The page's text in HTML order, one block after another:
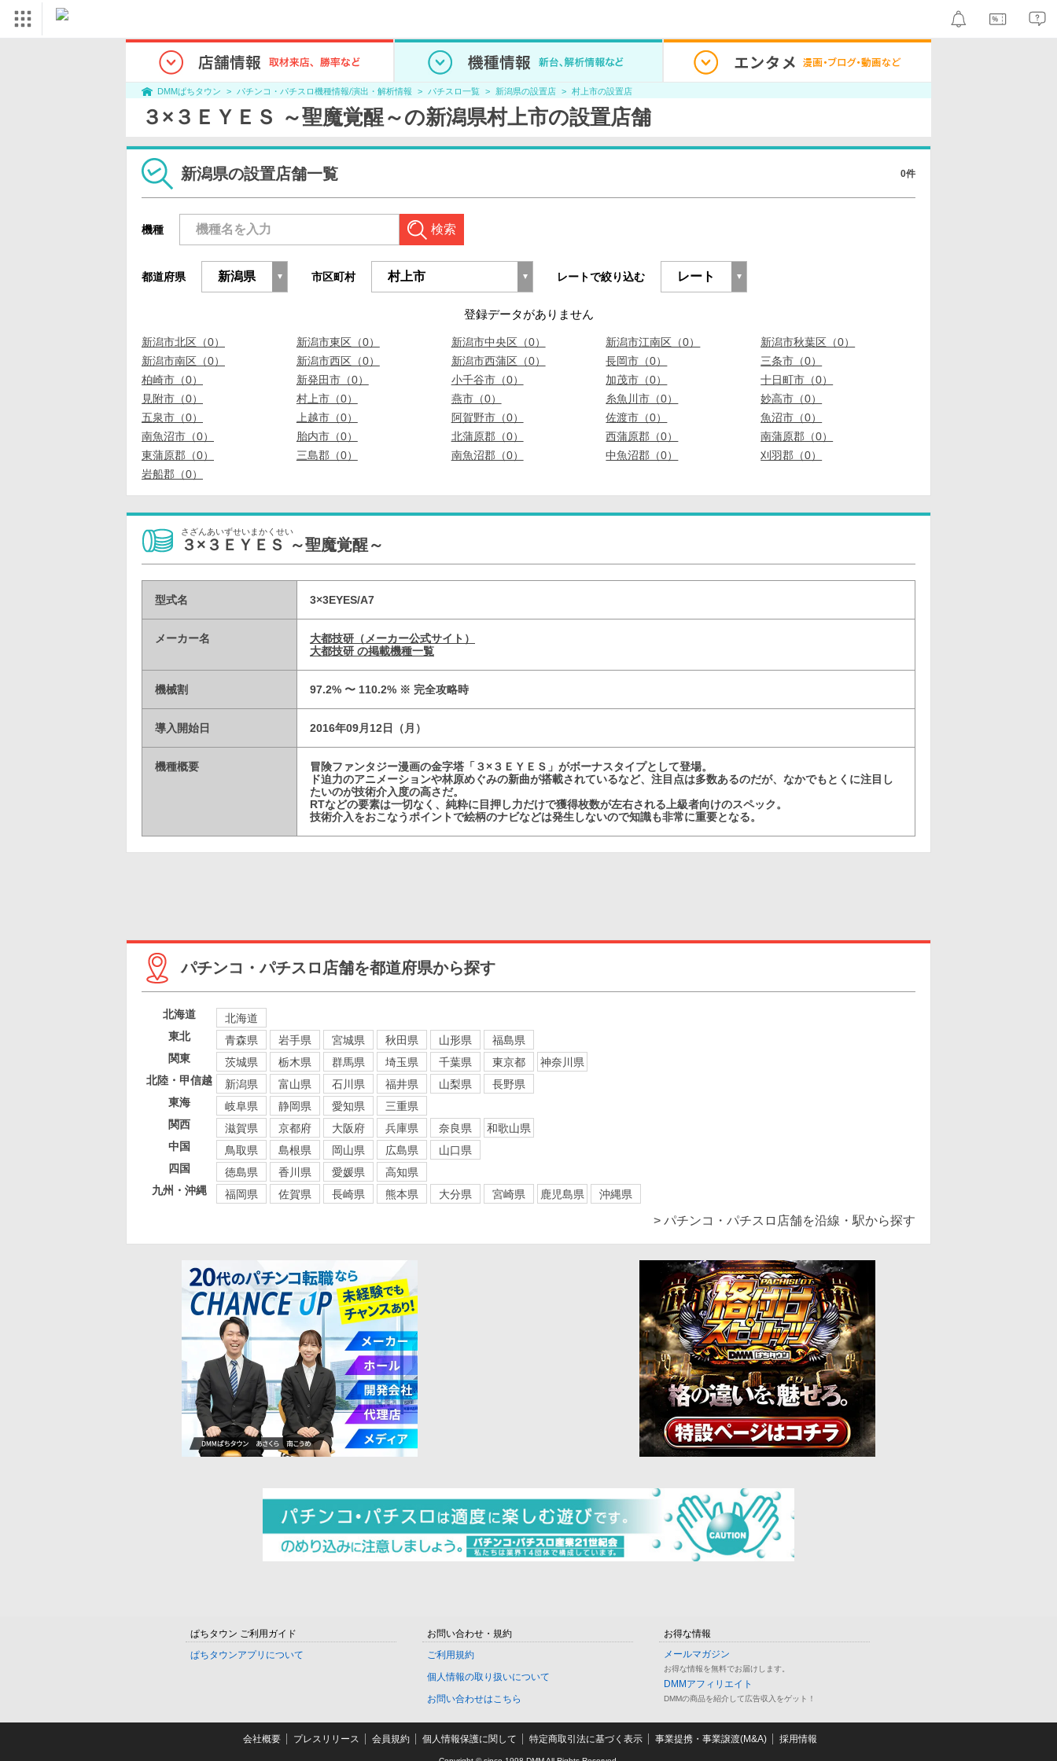
DMMぱちタウン パチンコ・パチスロ機種情報/演出・解析情報 パチスロ一覧 新潟県の設置店 村上市の設置店
３×３ＥＹＥＳ ～聖魔覚醒～の新潟県村上市の設置店舗
新潟県の設置店舗一覧 0件
機種 検索
都道府県 市区町村 レートで絞り込む
登録データがありません
新潟市北区（0） 新潟市東区（0） 新潟市中央区（0） 新潟市江南区（0）
新潟市秋葉区（0）
新潟市南区（0）
新潟市西区（0） 新潟市西蒲区（0） 長岡市（0）
三条市（0）
柏崎市（0）
新発田市（0） 小千谷市（0） 加茂市（0）
十日町市（0）
見附市（0）
村上市（0） 燕市（0） 糸魚川市（0）
妙高市（0）
五泉市（0）
上越市（0） 阿賀野市（0） 佐渡市（0）
魚沼市（0）
南魚沼市（0）
胎内市（0） 北蒲原郡（0） 西蒲原郡（0）
南蒲原郡（0）
東蒲原郡（0）
三島郡（0） 南魚沼郡（0） 中魚沼郡（0）
刈羽郡（0）
岩船郡（0）
さざんあいずせいまかくせい
３×３ＥＹＥＳ ～聖魔覚醒～
型式名 3×3EYES/A7
メーカー名
大都技研（メーカー公式サイト）
大都技研 の掲載機種一覧
機械割 97.2% 〜 110.2% ※ 完全攻略時
導入開始日 2016年09月12日（月）
機種概要
冒険ファンタジー漫画の金字塔「３×３ＥＹＥＳ」がボーナスタイプとして登場。
ド迫力のアニメーションや林原めぐみの新曲が搭載されているなど、注目点は多数あるのだが、なかでもとくに注目し
たいのが技術介入度の高さだ。
RTなどの要素は一切なく、純粋に目押し力だけで獲得枚数が左右される上級者向けのスペック。
技術介入をおこなうポイントで絵柄のナビなどは発生しないので知識も非常に重要となる。
パチンコ・パチスロ店舗を都道府県から探す
北海道
北海道
東北
青森県 岩手県 宮城県 秋田県 山形県
福島県
関東
茨城県 栃木県 群馬県 埼玉県 千葉県 東京都
神奈川県
北陸・甲信越
新潟県 富山県 石川県 福井県 山梨県
長野県
東海
岐阜県 静岡県 愛知県
三重県
関西
滋賀県 京都府 大阪府 兵庫県 奈良県
和歌山県
中国
鳥取県 島根県 岡山県 広島県
山口県
四国
徳島県 香川県 愛媛県
高知県
九州・沖縄
福岡県 佐賀県 長崎県 熊本県 大分県 宮崎県 鹿児島県 沖縄県
> パチンコ・パチスロ店舗を沿線・駅から探す
ぱちタウン ご利用ガイド
ぱちタウンアプリについて
お問い合わせ・規約
ご利用規約
個人情報の取り扱いについて
お問い合わせはこちら
お得な情報
メールマガジン
お得な情報を無料でお届けします。
DMMアフィリエイト
DMMの商品を紹介して広告収入をゲット！
会社概要 プレスリリース 会員規約 個人情報保護に関して 特定商取引法に基づく表示 事業提携・事業譲渡(M&A) 採用情報